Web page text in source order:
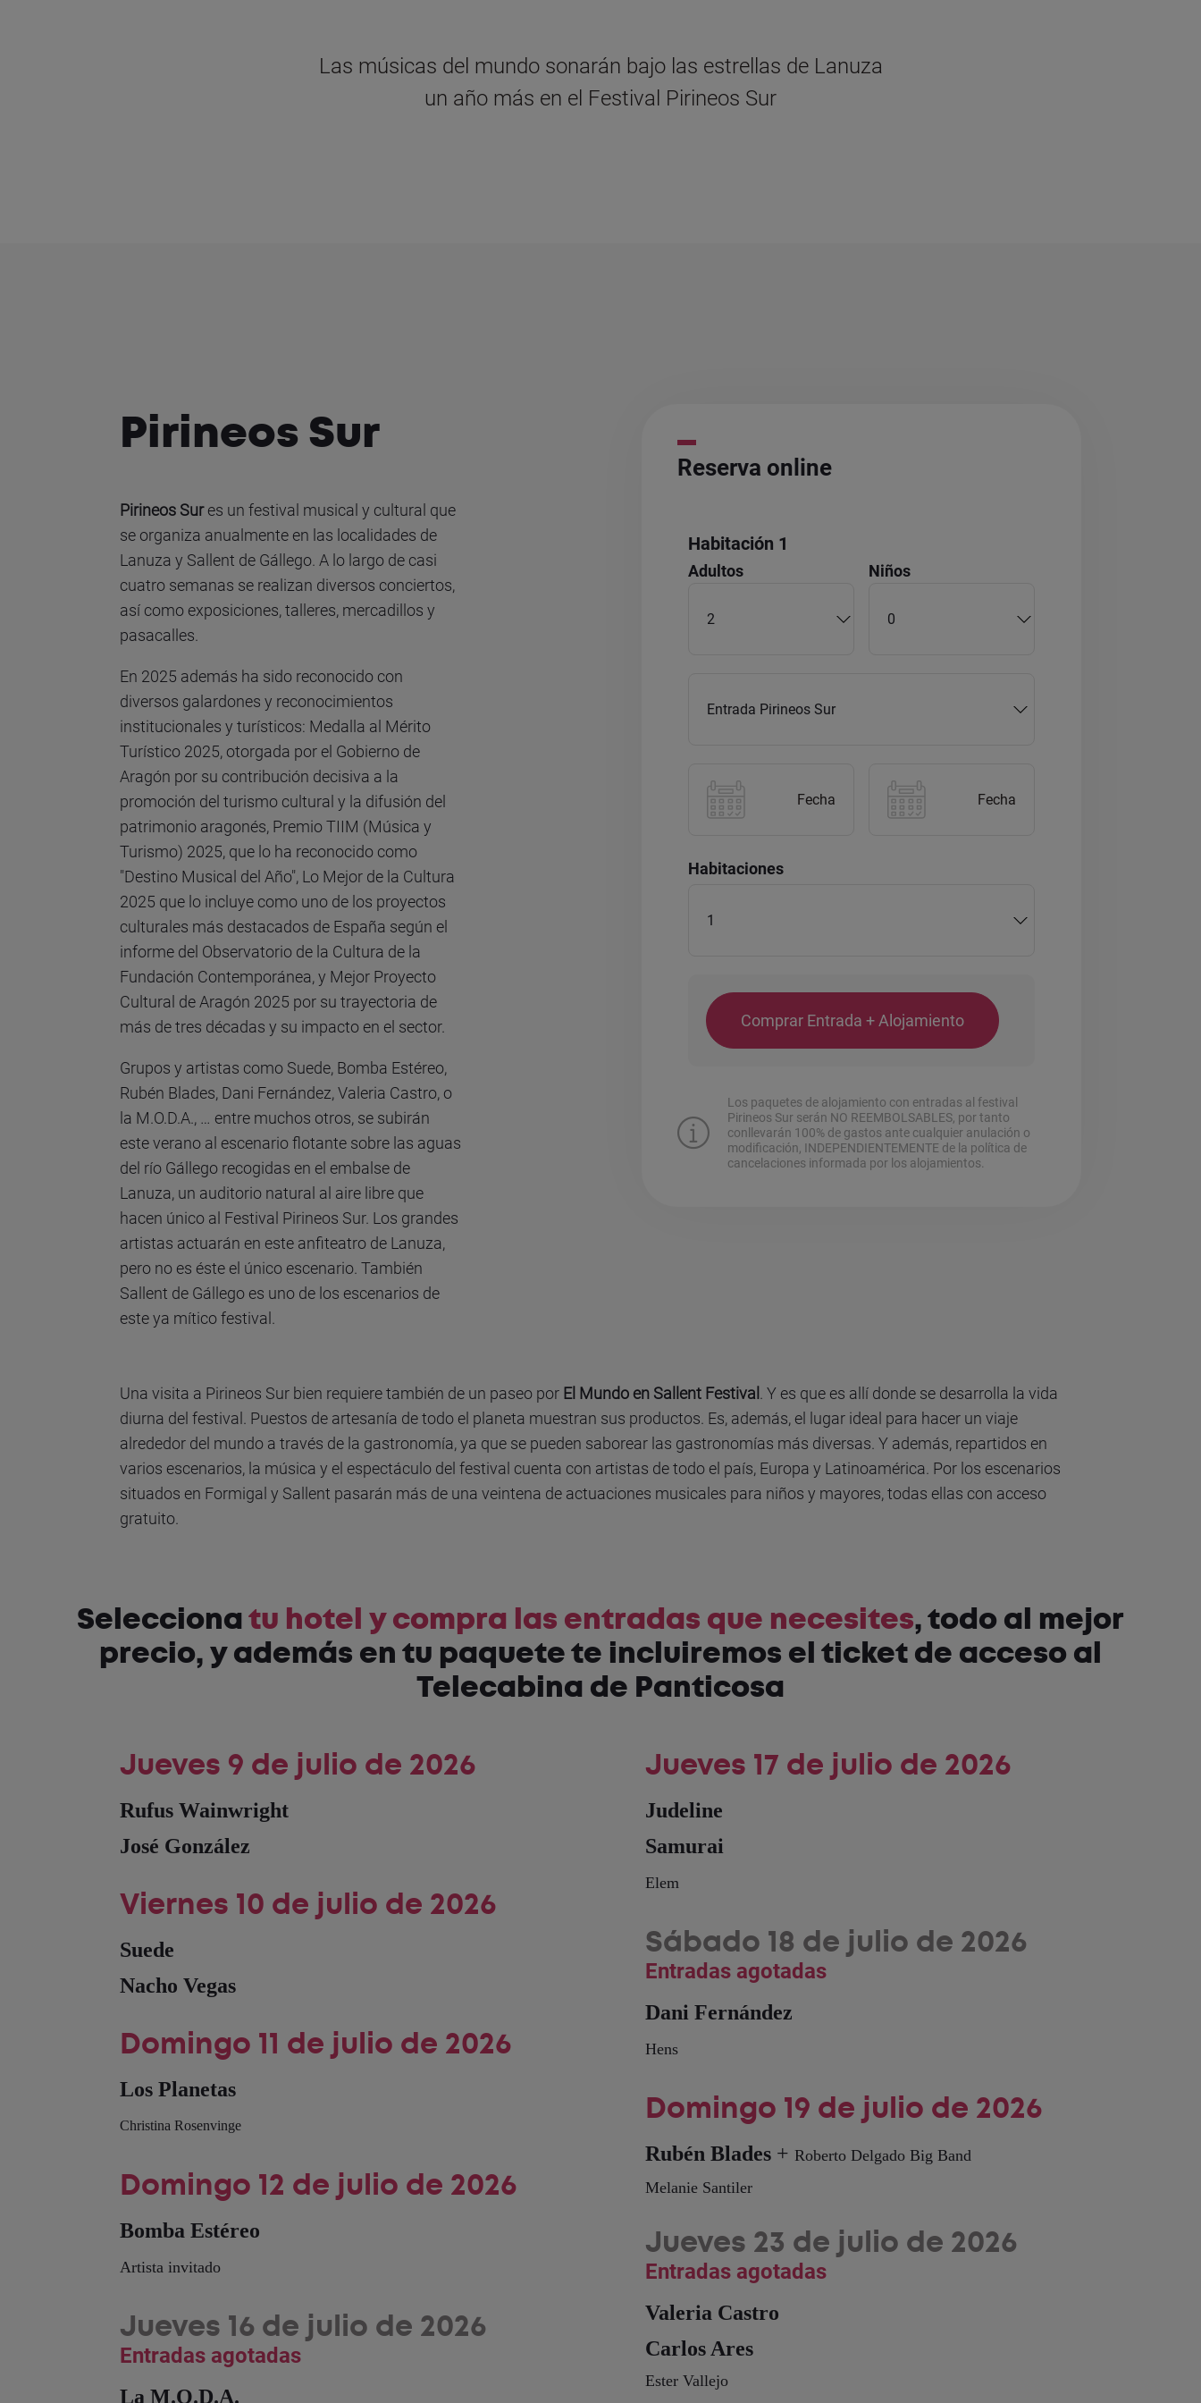
Las músicas del mundo sonarán bajo las estrellas de Lanuza
un año más en el Festival Pirineos Sur
Pirineos Sur
Pirineos Sures un festival musical y cultural que
se organiza anualmente en las localidades de
Lanuza y Sallent de Gállego. A lo largo de casi
cuatro semanas se realizan diversos conciertos,
así como exposiciones, talleres, mercadillos y
pasacalles.
En 2025 además ha sido reconocido con
diversos galardones y reconocimientos
institucionales y turísticos: Medalla al Mérito
Turístico 2025, otorgada por el Gobierno de
Aragón por su contribución decisiva a la
promoción del turismo cultural y la difusión del
patrimonio aragonés, Premio TIIM (Música y
Turismo) 2025, que lo ha reconocido como
"Destino Musical del Año", Lo Mejor de la Cultura
2025 que lo incluye como uno de los proyectos
culturales más destacados de España según el
informe del Observatorio de la Cultura de la
Fundación Contemporánea, y Mejor Proyecto
Cultural de Aragón 2025 por su trayectoria de
más de tres décadas y su impacto en el sector.
Grupos y artistas como Suede, Bomba Estéreo,
Rubén Blades, Dani Fernández, Valeria Castro, o
la M.O.D.A., … entre muchos otros, se subirán
este verano al escenario flotante sobre las aguas
del río Gállego recogidas en el embalse de
Lanuza, un auditorio natural al aire libre que
hacen único al Festival Pirineos Sur. Los grandes
artistas actuarán en este anfiteatro de Lanuza,
pero no es éste el único escenario. También
Sallent de Gállego es uno de los escenarios de
este ya mítico festival.
Reserva online
Habitación 1
Adultos Niños
Habitaciones
Comprar Entrada + Alojamiento
Los paquetes de alojamiento con entradas al festival
Pirineos Sur serán NO REEMBOLSABLES, por tanto
conllevarán 100% de gastos ante cualquier anulación o
modificación, INDEPENDIENTEMENTE de la política de
cancelaciones informada por los alojamientos.
Una visita a Pirineos Sur bien requiere también de un paseo por El Mundo en Sallent Festival
. Y es que es allí donde se desarrolla la vida
diurna del festival. Puestos de artesanía de todo el planeta muestran sus productos. Es, además, el lugar ideal para hacer un viaje
alrededor del mundo a través de la gastronomía, ya que se pueden saborear las gastronomías más diversas. Y además, repartidos en
varios escenarios, la música y el espectáculo del festival cuenta con artistas de todo el país, Europa y Latinoamérica. Por los escenarios
situados en Formigal y Sallent pasarán más de una veintena de actuaciones musicales para niños y mayores, todas ellas con acceso
gratuito.
Seleccionatu hotel y compra las entradas que necesites, todo al mejor
precio, y además en tu paquete te incluiremos el ticket de acceso al
Telecabina de Panticosa
Jueves 9 de julio de 2026
Rufus Wainwright
José González
Viernes 10 de julio de 2026
Suede
Nacho Vegas
Domingo 11 de julio de 2026
Los Planetas
Christina Rosenvinge
Domingo 12 de julio de 2026
Bomba Estéreo
Artista invitado
Jueves 16 de julio de 2026
Entradas agotadas
La M.O.D.A.
Jueves 17 de julio de 2026
Judeline
Samurai
Elem
Sábado 18 de julio de 2026
Entradas agotadas
Dani Fernández
Hens
Domingo 19 de julio de 2026
Rubén Blades + Roberto Delgado Big Band
Melanie Santiler
Jueves 23 de julio de 2026
Entradas agotadas
Valeria Castro
Carlos Ares
Ester Vallejo